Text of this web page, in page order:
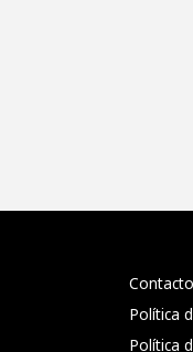
Política
Política